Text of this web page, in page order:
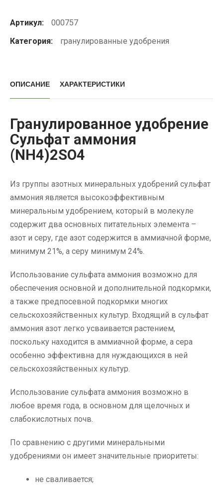
Артикул:
000757
Категория:
гранулированные удобрения
ОПИСАНИЕ ХАРАКТЕРИСТИКИ
Гранулированное удобрение
Сульфат аммония
(NH4)2SO4
Из группы азотных минеральных удобрений сульфат
аммония является высокоэффективным
минеральным удобрением, который в молекуле
содержит два основных питательных элемента –
азот и серу, где азот содержится в аммиачной форме,
минимум 21%, а серу минимум 24%.
Использование сульфата аммония возможно для
обеспечения основной и дополнительной подкормки,
а также предпосевной подкормки многих
сельскохозяйственных культур. Входящий в сульфат
аммония азот легко усваивается растением,
поскольку находится в аммиачной форме, а сера
особенно эффективна для нуждающихся в ней
сельскохозяйственных культур.
Использование сульфата аммония возможно в
любое время года, в основном для щелочных и
слабокислотных почв.
По сравнению с другими минеральными
удобрениями он имеет значительные приоритеты:
не сваливается;